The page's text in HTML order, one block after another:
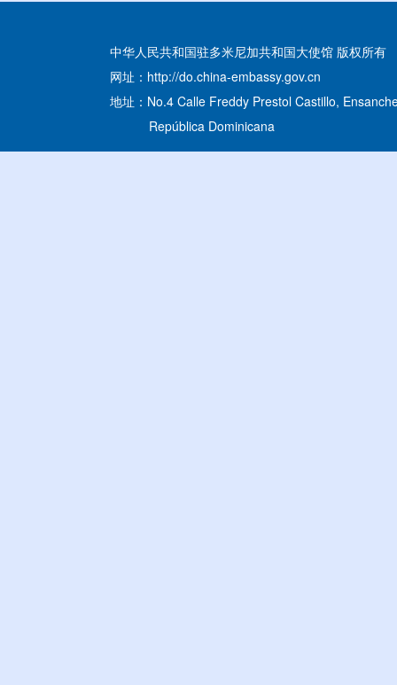
中华人民共和国驻多米尼加共和国大使馆 版权所有
网址：http://do.china-embassy.gov.cn
地址：No.4 Calle Freddy Prestol Castillo,
República Dominicana